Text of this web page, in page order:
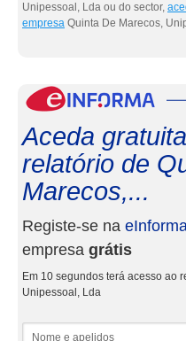
Unipessoal, Lda ou do sector,
empresa Quinta De Marecos,
Aceda
relatório de
Marecos,...
Registe-se na
empresa grátis
Em 10 segundos terá acesso ao
Unipessoal, Lda